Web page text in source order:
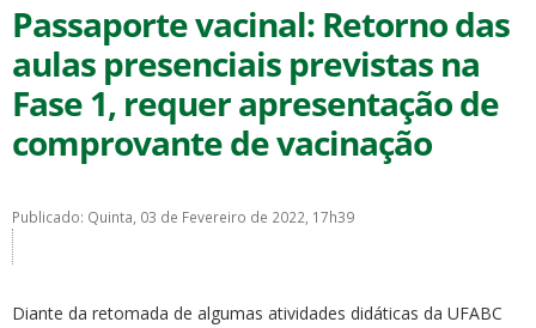
Passaporte vacinal: Retorno das
aulas presenciais previstas na
Fase 1, requer apresentação de
comprovante de vacinação
Publicado: Quinta, 03 de Fevereiro de 2022, 17h39
Diante da retomada de algumas atividades didáticas da UFABC